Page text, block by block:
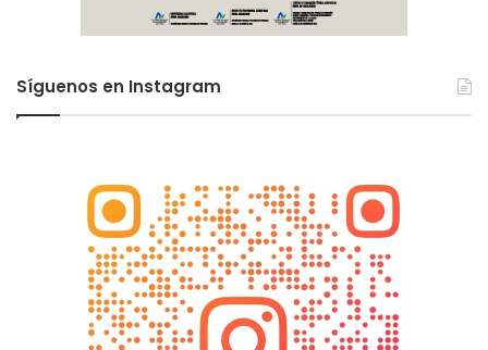
Síguenos en Instagram